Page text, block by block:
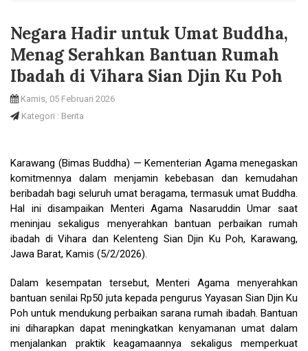
Negara Hadir untuk Umat Buddha,
Menag Serahkan Bantuan Rumah
Ibadah di Vihara Sian Djin Ku Poh
Kamis, 05 Februari 2026
Kategori : Berita
Karawang (Bimas Buddha) — Kementerian Agama menegaskan
komitmennya dalam menjamin kebebasan dan kemudahan
beribadah bagi seluruh umat beragama, termasuk umat Buddha.
Hal ini disampaikan Menteri Agama Nasaruddin Umar saat
meninjau sekaligus menyerahkan bantuan perbaikan rumah
ibadah di Vihara dan Kelenteng Sian Djin Ku Poh, Karawang,
Jawa Barat, Kamis (5/2/2026).
Dalam kesempatan tersebut, Menteri Agama menyerahkan
bantuan senilai Rp50 juta kepada pengurus Yayasan Sian Djin Ku
Poh untuk mendukung perbaikan sarana rumah ibadah. Bantuan
ini diharapkan dapat meningkatkan kenyamanan umat dalam
menjalankan praktik keagamaannya sekaligus memperkuat